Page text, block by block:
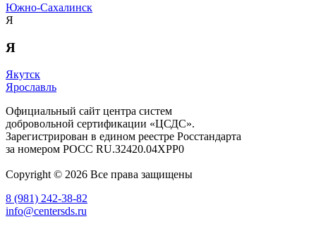
Южно-Сахалинск
Я
Я
Якутск
Ярославль
Официальный сайт центра систем
добровольной сертификации «ЦСДС».
Зарегистрирован в едином реестре Росстандарта
за номером РОСС RU.З2420.04ХРР0
Copyright © 2026 Все права защищены
8 (981) 242-38-82
info@centersds.ru